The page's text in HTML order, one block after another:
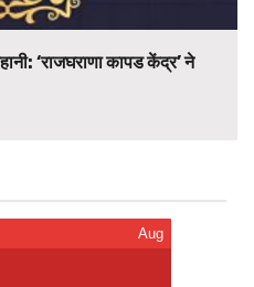
‘राजघराणा कापड केंद्र’ ने
Aug